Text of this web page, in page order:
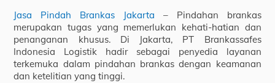
Jasa Pindah Brankas Jakarta – Pindahan brankas
merupakan tugas yang memerlukan kehati-hatian dan
penanganan khusus. Di Jakarta, PT Brankassafes
Indonesia Logistik hadir sebagai penyedia layanan
terkemuka dalam pindahan brankas dengan keamanan
dan ketelitian yang tinggi.